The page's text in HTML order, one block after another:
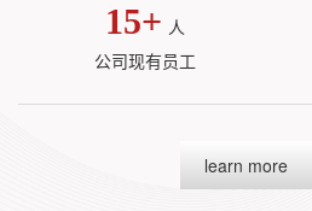
15+ 人
公司现有员工
learn more